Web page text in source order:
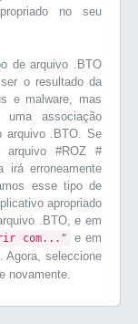
no seu
de arquivo .BTO
o resultado da
e malware, mas
associação
arquivo .BTO. Se
#ROZ #
irá erroneamente
esse tipo de
apropriado
.BTO, e em
com..."
e em
. Agora, seleccione
novamente.